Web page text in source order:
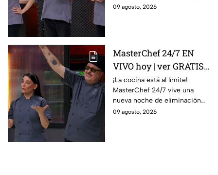
09 agosto, 2026
MasterChef 24/7 EN
VIVO hoy | ver GRATIS
en línea la transmisión
del domingo de
ELIMINACIÓN del 09 de
agosto de la edición
¡La cocina está al límite!
MasterChef 24/7 vive una
nueva noche de eliminación
donde un cocinero tendrá que
09 agosto, 2026